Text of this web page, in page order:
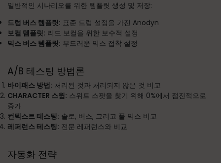
일반적인 시나리오를 위한 템플릿 생성 및 저장:
드럼 버스 템플릿: 표준 드럼 설정을 가진 Anodyn
보컬 템플릿: 리드 보컬을 위한 보수적 설정
믹스 버스 템플릿: 부드러운 믹스 접착 설정
A/B 테스팅 방법론
바이패스 방법: 처리된 것과 처리되지 않은 것 비교
CHARACTER 스윕: 스위트 스팟을 찾기 위해 0%에서 점진적으로
증가
컨텍스트 테스팅: 솔로, 버스, 그리고 풀 믹스 비교
레퍼런스 테스팅: 전문 레퍼런스와 비교
자동화 전략